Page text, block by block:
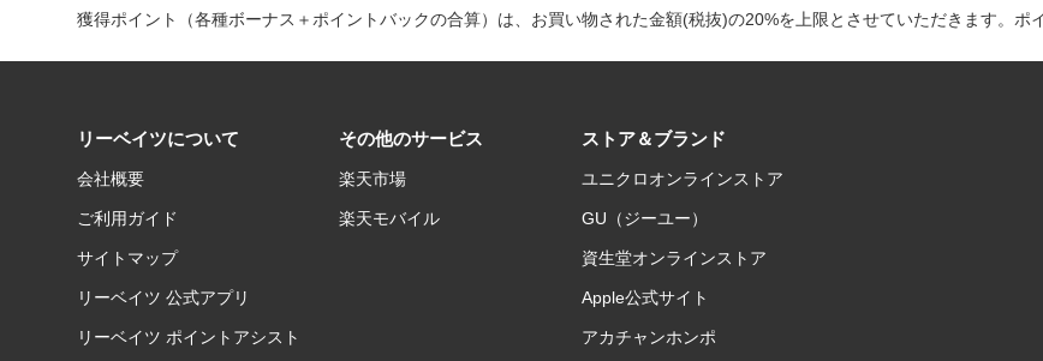
獲得ポイント（各種ボーナス＋ポイントバックの合算）は、お買い物された金額(税抜)の20%を上限とさせていただきます。ポ
リーベイツについて
会社概要
ご利用ガイド
サイトマップ
リーベイツ 公式アプリ
リーベイツ ポイントアシスト
その他のサービス
楽天市場
楽天モバイル
ストア＆ブランド
ユニクロオンラインストア
GU（ジーユー）
資生堂オンラインストア
Apple公式サイト
アカチャンホンポ